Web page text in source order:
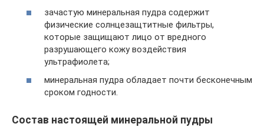
зачастую минеральная пудра содержит
физические солнцезащтитные фильтры,
которые защищают лицо от вредного
разрушающего кожу воздействия
ультрафиолета;
минеральная пудра обладает почти бесконечным
сроком годности.
Состав настоящей минеральной пудры